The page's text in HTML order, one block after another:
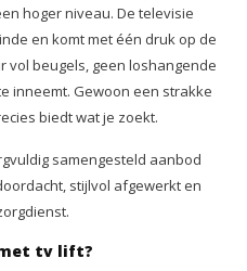
hoger niveau. De televisie
en komt met één druk op de
vol beugels, geen loshangende
inneemt. Gewoon een strakke
biedt wat je zoekt.
samengesteld aanbod
stijlvol afgewerkt en
tv lift?